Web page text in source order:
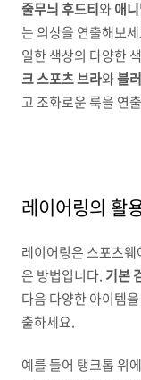
줄무늬 후드티와애
는 의상을 연출해보
일한 색상의 다양한
크 스포츠 브라와블
고 조화로운 룩을 연
레이어링의 활
레이어링은 스포츠
은 방법입니다. 기본
다음 다양한 아이템
출하세요.
예를 들어 탱크톱 위에